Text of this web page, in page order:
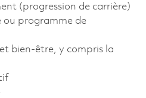
(progression de carrière)
ou programme de
bien-être, y compris la